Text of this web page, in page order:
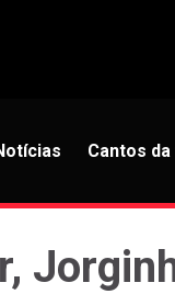
Cantos